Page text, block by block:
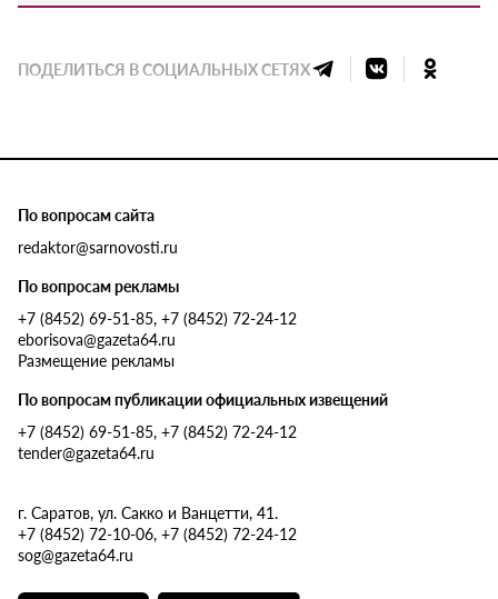
ПОДЕЛИТЬСЯ В СОЦИАЛЬНЫХ СЕТЯХ
По вопросам сайта
redaktor@sarnovosti.ru
По вопросам рекламы
+7 (8452) 69-51-85, +7 (8452) 72-24-12
eborisova@gazeta64.ru
Размещение рекламы
По вопросам публикации официальных извещений
+7 (8452) 69-51-85, +7 (8452) 72-24-12
tender@gazeta64.ru
г. Саратов, ул. Сакко и Ванцетти, 41.
+7 (8452) 72-10-06, +7 (8452) 72-24-12
sog@gazeta64.ru